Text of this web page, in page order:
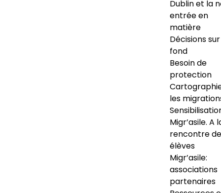
Dublin et la
entrée en
matière
Décisions
fond
Besoin de
protection
les
Migr’asile. A
rencontre
élèves
Migr’asile:
associations
partenaires